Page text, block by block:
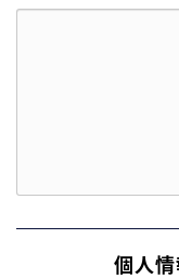
個人情